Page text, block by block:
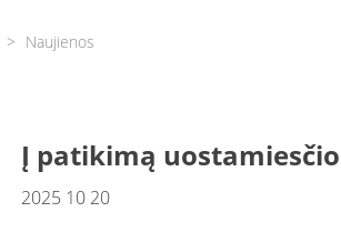
Naujienos
Į patikimą
2025 10 20